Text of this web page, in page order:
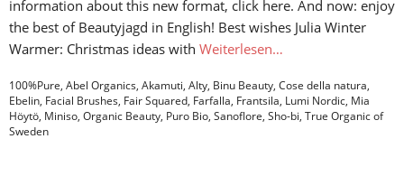
information about this new format, click here. And now: enjoy
the best of Beautyjagd in English! Best wishes Julia Winter
Warmer: Christmas ideas with Weiterlesen…
100%Pure, Abel Organics, Akamuti, Alty, Binu Beauty, Cose della natura,
Ebelin, Facial Brushes, Fair Squared, Farfalla, Frantsila, Lumi Nordic, Mia
Höytö, Miniso, Organic Beauty, Puro Bio, Sanoflore, Sho-bi, True Organic of
Sweden